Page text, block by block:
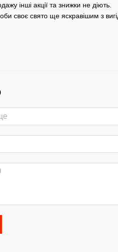
інші акції та знижки не діють.
своє свято ще яскравішим з